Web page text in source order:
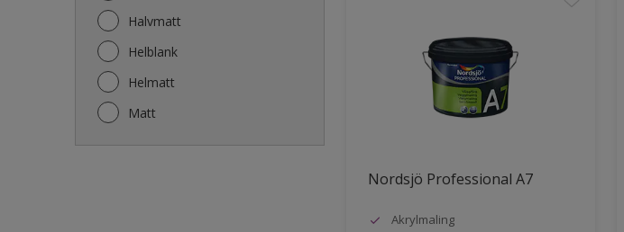
Halvmatt
Helblank
Helmatt
Matt
Nordsjö Professional A7
Akrylmaling